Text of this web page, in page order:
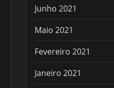
Junho 2021
Maio 2021
Fevereiro 2021
Janeiro 2021